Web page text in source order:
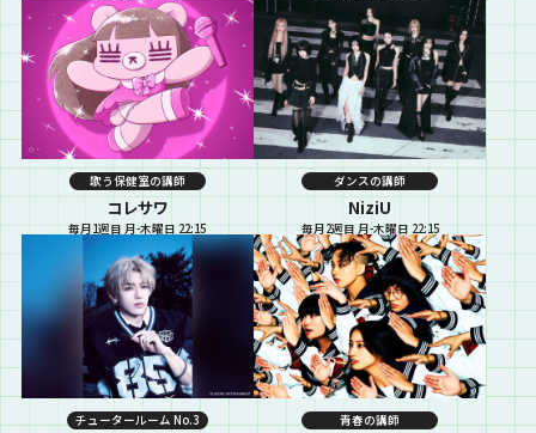
歌う保健室の講師
コレサワ
毎月1週目 月-木曜日 22:15
ダンスの講師
NiziU
毎月2週目 月-木曜日 22:15
チュータールーム No.3 青春の講師